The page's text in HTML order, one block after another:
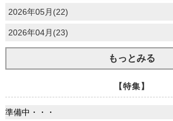
2026年05月(22)
2026年04月(23)
もっとみる
【特集】
準備中・・・